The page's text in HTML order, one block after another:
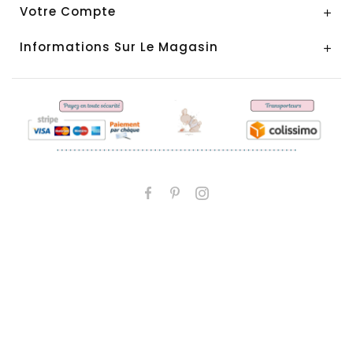
Votre Compte 
Informations Sur Le Magasin 